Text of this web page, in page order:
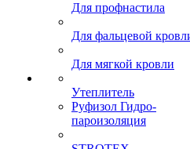
Для профнастила
Для фальцевой
Для мягкой кровли
Утеплитель
Руфизол Гидро-
пароизоляция